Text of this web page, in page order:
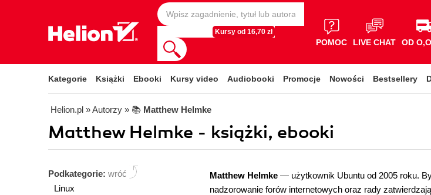
Kursy od 16,70 zł
POMOC LIVE CHAT OD
Kategorie Książki Ebooki Kursy video Audiobooki Promocje Nowości Bestsellery
Helion.pl » Autorzy » 📚 Matthew Helmke
Matthew Helmke - książki, ebooki
Podkategorie: wróć
Linux
Matthew Helmke — użytkownik Ubuntu od 2005 roku.
nadzorowanie forów internetowych oraz rady